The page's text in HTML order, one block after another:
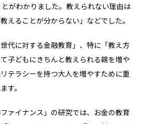
がわかりました。教えられない理由は
えることが分からない」などでした。
代に対する金融教育」、特に「教え方
子どもにきちんと教えられる親を増や
テラシーを持つ大人を増やすために重
す。
ァイナンス」の研究では、お金の教育